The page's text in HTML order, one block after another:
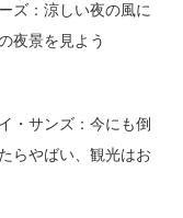
ズ：涼しい夜の風に
夜景を見よう
・サンズ：今にも倒
らやばい、観光はお